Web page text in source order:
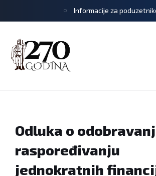
Informacije za
Odluka o
raspoređivanju
jednokratnih